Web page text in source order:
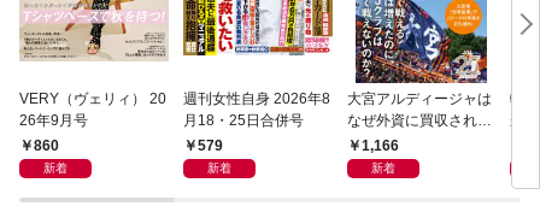
VERY（ヴェリィ） 20
26年9月号
860
新着
週刊女性自身 2026年8
月18・25日合併号
579
新着
大宮アルディージャは
なぜ外資に買収された
のか？～日本サッカー
とスポーツビジネスに
1,166
新着
転
か